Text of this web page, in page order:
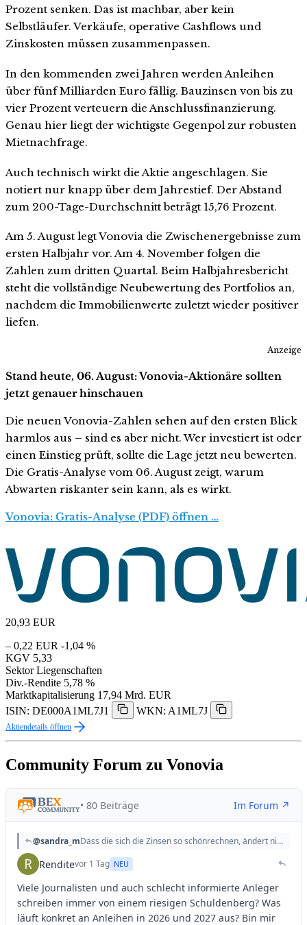
Prozent senken. Das ist machbar, aber kein
Selbstläufer. Verkäufe, operative Cashflows und
Zinskosten müssen zusammenpassen.
In den kommenden zwei Jahren werden Anleihen
über fünf Milliarden Euro fällig. Bauzinsen von bis zu
vier Prozent verteuern die Anschlussfinanzierung.
Genau hier liegt der wichtigste Gegenpol zur robusten
Mietnachfrage.
Auch technisch wirkt die Aktie angeschlagen. Sie
notiert nur knapp über dem Jahrestief. Der Abstand
zum 200-Tage-Durchschnitt beträgt 15,76 Prozent.
Am 5. August legt Vonovia die Zwischenergebnisse zum
ersten Halbjahr vor. Am 4. November folgen die
Zahlen zum dritten Quartal. Beim Halbjahresbericht
steht die vollständige Neubewertung des Portfolios an,
nachdem die Immobilienwerte zuletzt wieder positiver
liefen.
Anzeige
Stand heute, 06. August: Vonovia-Aktionäre sollten
jetzt genauer hinschauen
Die neuen Vonovia-Zahlen sehen auf den ersten Blick
harmlos aus – sind es aber nicht. Wer investiert ist oder
einen Einstieg prüft, sollte die Lage jetzt neu bewerten.
Die Gratis-Analyse vom 06. August zeigt, warum
Abwarten riskanter sein kann, als es wirkt.
Vonovia: Gratis-Analyse (PDF) öffnen …
20,93 EUR
– 0,22 EUR -1,04 %
KGV 5,33
Sektor Liegenschaften
Div.-Rendite 5,78 %
Marktkapitalisierung 17,94 Mrd. EUR
ISIN: DE000A1ML7J1
WKN: A1ML7J
Aktiendetails öffnen
Community Forum zu Vonovia